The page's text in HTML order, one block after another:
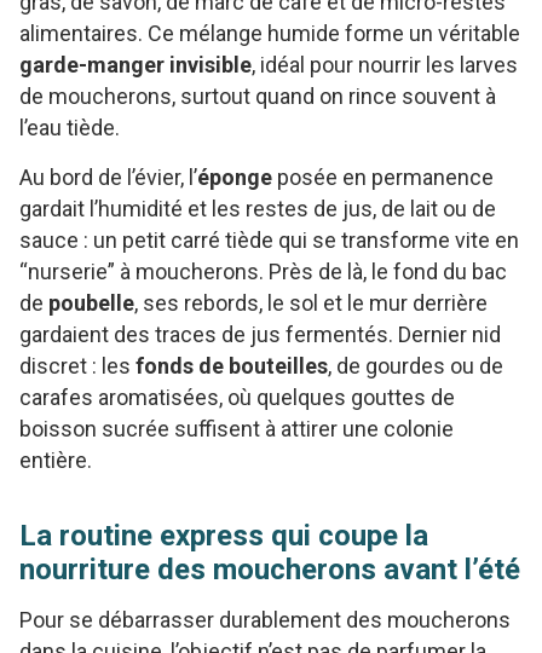
alimentaires. Ce mélange humide forme un véritable
garde-manger invisible, idéal pour nourrir les larves
de moucherons, surtout quand on rince souvent à
l’eau tiède.
Au bord de l’évier, l’éponge posée en permanence
gardait l’humidité et les restes de jus, de lait ou de
sauce : un petit carré tiède qui se transforme vite en
“nurserie” à moucherons. Près de là, le fond du bac
de poubelle, ses rebords, le sol et le mur derrière
gardaient des traces de jus fermentés. Dernier nid
discret : les fonds de bouteilles, de gourdes ou de
carafes aromatisées, où quelques gouttes de
boisson sucrée suffisent à attirer une colonie
entière.
La routine express qui coupe la
nourriture des moucherons avant l’été
Pour se débarrasser durablement des moucherons